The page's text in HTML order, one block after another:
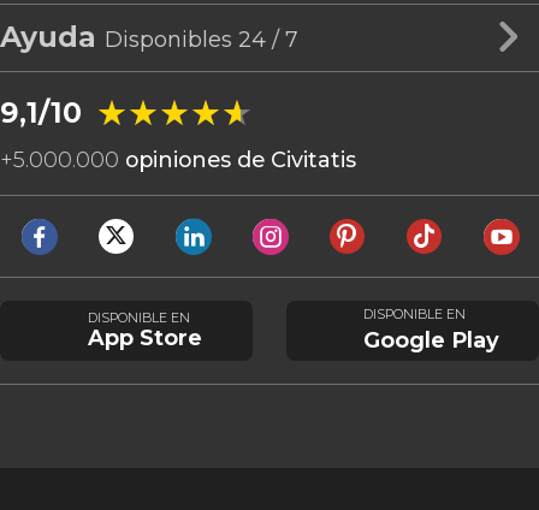
Ayuda Disponibles 24 / 7
9,1/10 ★★★★★
★★★★★
+5.000.000 opiniones de Civitatis
DISPONIBLE EN
App Store
DISPONIBLE EN
Google Play